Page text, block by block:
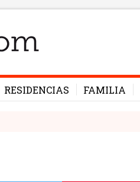
RESIDENCIAS FAMILIA